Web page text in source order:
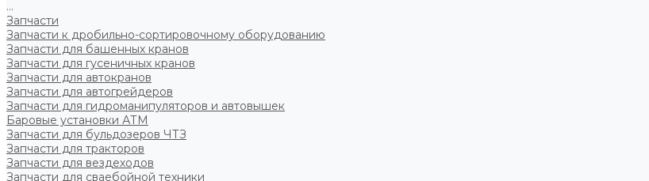
...
Запчасти
Запчасти к дробильно-сортировочному оборудованию
Запчасти для башенных кранов
Запчасти для гусеничных кранов
Запчасти для автокранов
Запчасти для автогрейдеров
Запчасти для гидроманипуляторов и автовышек
Баровые установки АТМ
Запчасти для бульдозеров ЧТЗ
Запчасти для тракторов
Запчасти для вездеходов
Запчасти для сваебойной техники